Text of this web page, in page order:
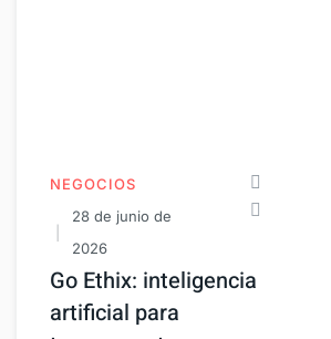
NEGOCIOS
28 de junio de
2026
Go Ethix: inteligencia
artificial para